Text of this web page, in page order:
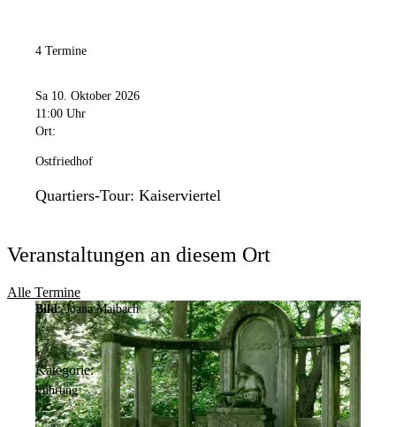
4 Termine
Sa 10. Oktober 2026
11:00 Uhr
Ort:
Ostfriedhof
Quartiers-Tour: Kaiserviertel
Veranstaltungen an diesem Ort
Alle Termine
Bild: Joana Maibach
Kategorie:
Führung